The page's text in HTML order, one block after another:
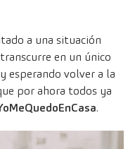
a una situación
en un único
esperando volver a la
por ahora todos ya
.